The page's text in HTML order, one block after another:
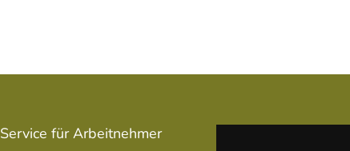
Service für Arbeitnehmer